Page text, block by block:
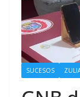
SUCESOS